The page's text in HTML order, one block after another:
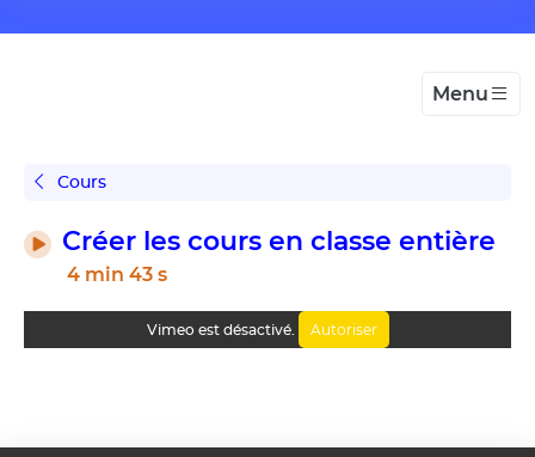
Menu
Cours
Créer les cours en classe entière
4 min 43 s
Vimeo est désactivé. Autoriser